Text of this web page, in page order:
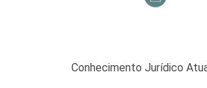
Conhecimento Jurídico